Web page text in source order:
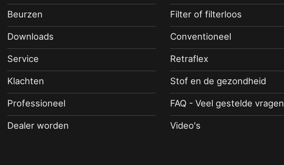
Beurzen
Downloads
Service
Klachten
Professioneel
Dealer worden
Filter of filterloos
Conventioneel
Retraflex
Stof en de gezondheid
FAQ - Veel gestelde vragen
Video's